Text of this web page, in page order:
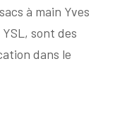
à main Yves
sont des
dans le